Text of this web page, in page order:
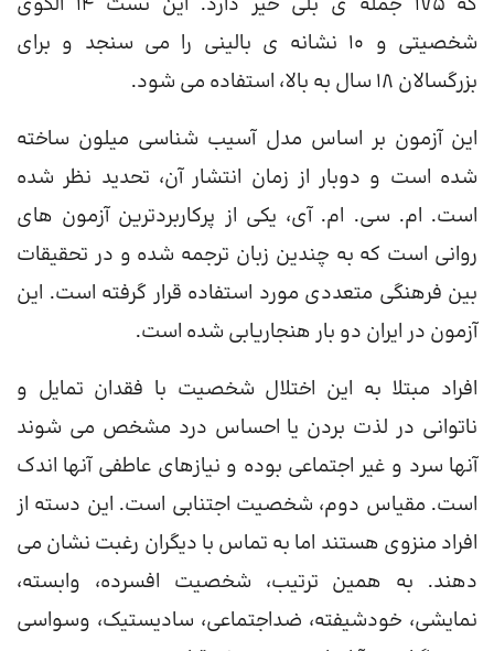
شخصیتی و 10 نشانه ی بالینی را می سنجد و برای
بزرگسالان 18 سال به بالا، استفاده می شود.
این آزمون بر اساس مدل آسیب شناسی میلون ساخته
شده است و دوبار از زمان انتشار آن، تحدید نظر شده
است. ام. سی. ام. آی، یکی از پرکاربردترین آزمون های
روانی است که به چندین زبان ترجمه شده و در تحقیقات
بین فرهنگی متعددی مورد استفاده قرار گرفته است. این
آزمون در ایران دو بار هنجاریابی شده است.
افراد مبتلا به این اختلال شخصیت با فقدان تمایل و
ناتوانی در لذت بردن یا احساس درد مشخص می شوند
آنها سرد و غیر اجتماعی بوده و نیازهای عاطفی آنها اندک
است. مقیاس دوم، شخصیت اجتنابی است. این دسته از
افراد منزوی هستند اما به تماس با دیگران رغبت نشان می
دهند. به‌ همین‌ ترتیب، شخصیت افسرده، وابسته،
نمایشی، خودشیفته، ضداجتماعی، سادیستیک، وسواسی